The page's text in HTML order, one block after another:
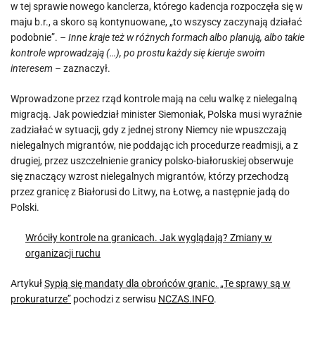
w tej sprawie nowego kanclerza, którego kadencja rozpoczęła się w
maju b.r., a skoro są kontynuowane, „to wszyscy zaczynają działać
podobnie”. – Inne kraje też w różnych formach albo planują, albo takie
kontrole wprowadzają (…), po prostu każdy się kieruje swoim
interesem – zaznaczył.
Wprowadzone przez rząd kontrole mają na celu walkę z nielegalną
migracją. Jak powiedział minister Siemoniak, Polska musi wyraźnie
zadziałać w sytuacji, gdy z jednej strony Niemcy nie wpuszczają
nielegalnych migrantów, nie poddając ich procedurze readmisji, a z
drugiej, przez uszczelnienie granicy polsko-białoruskiej obserwuje
się znaczący wzrost nielegalnych migrantów, którzy przechodzą
przez granicę z Białorusi do Litwy, na Łotwę, a następnie jadą do
Polski.
Wróciły kontrole na granicach. Jak wyglądają? Zmiany w
organizacji ruchu
ArtykułSypią się mandaty dla obrońców granic. „Te sprawy są w
prokuraturze” pochodzi z serwisu NCZAS.INFO.